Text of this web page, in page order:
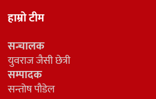
हाम्रो टीम
सन्चालक
युवराज जैसी छेत्री
सम्पादक
सन्तोष पौडेल